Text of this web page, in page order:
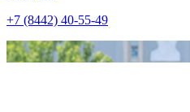
+7 (8442) 40-55-49